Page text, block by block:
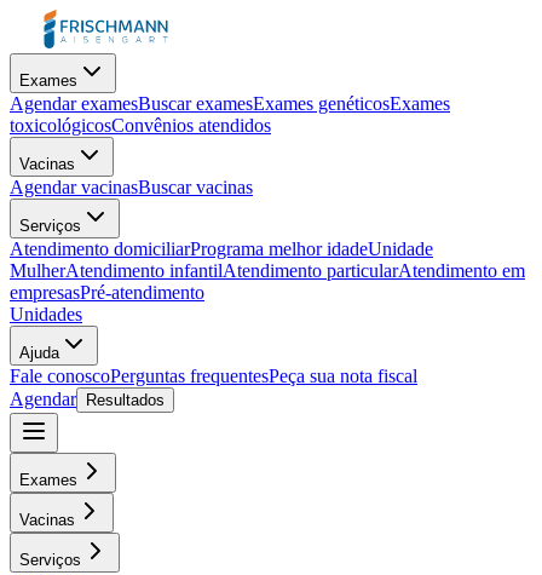
Exames
Agendar examesBuscar examesExames genéticosExames
toxicológicosConvênios atendidos
Vacinas
Agendar vacinasBuscar vacinas
Serviços
Atendimento domiciliarPrograma melhor idadeUnidade
MulherAtendimento infantilAtendimento particularAtendimento em
empresasPré-atendimento
Unidades
Ajuda
Fale conoscoPerguntas frequentesPeça sua nota fiscal
Agendar
Resultados
Exames
Vacinas
Serviços